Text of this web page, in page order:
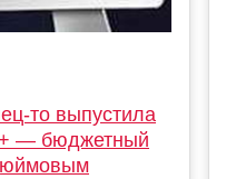
то выпустила
— бюджетный